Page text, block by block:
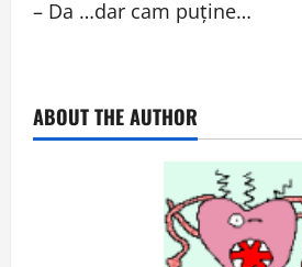
– Da …dar cam puţine…
ABOUT THE AUTHOR